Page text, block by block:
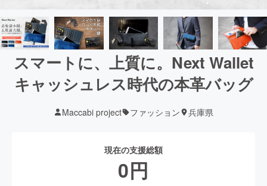
スマートに、上質に。Next Wallet
キャッシュレス時代の本革バッグ
Maccabi project ファッション 兵庫県
現在の支援総額
0円